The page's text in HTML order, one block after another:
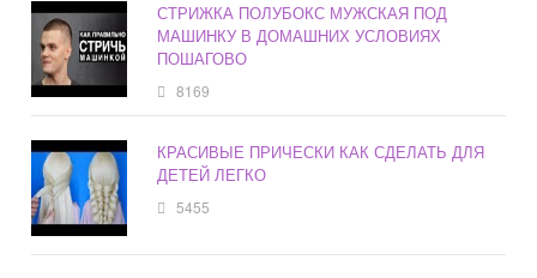
СТРИЖКА ПОЛУБОКС МУЖСКАЯ ПОД
МАШИНКУ В ДОМАШНИХ УСЛОВИЯХ
ПОШАГОВО
8169
КРАСИВЫЕ ПРИЧЕСКИ КАК СДЕЛАТЬ ДЛЯ
ДЕТЕЙ ЛЕГКО
5455